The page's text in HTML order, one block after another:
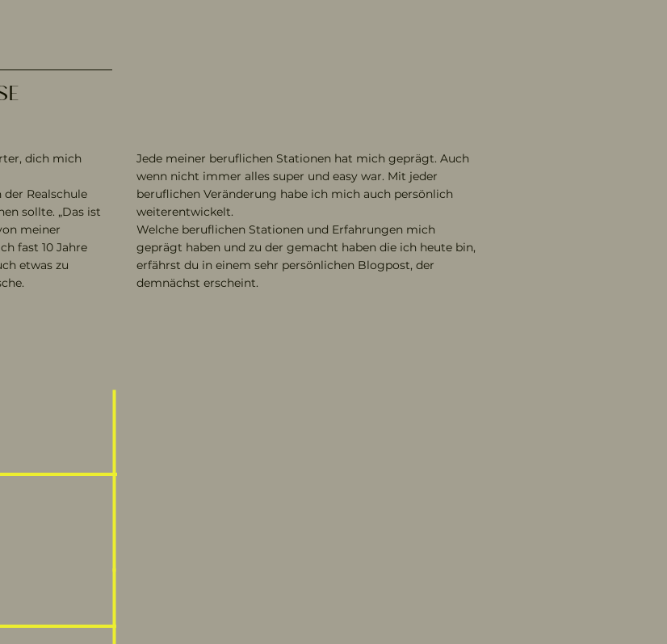
dich mich
Realschule
sollte. „Das ist
meiner
fast 10 Jahre
etwas zu
Jede meiner beruflichen Stationen hat mich geprägt. Auch
wenn nicht immer alles super und easy war. Mit jeder
beruflichen Veränderung habe ich mich auch persönlich
weiterentwickelt.
Welche beruflichen Stationen und Erfahrungen mich
geprägt haben und zu der gemacht haben die ich heute bin,
erfährst du in einem sehr persönlichen Blogpost, der
demnächst erscheint.